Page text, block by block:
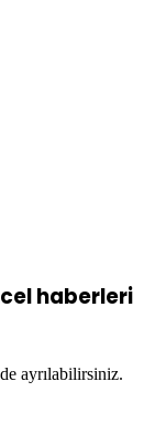
haberleri
ayrılabilirsiniz.